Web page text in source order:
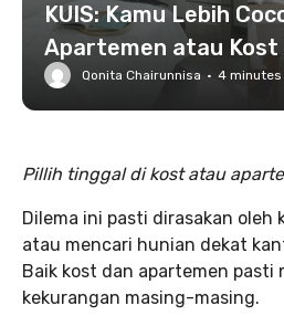
KUIS: Kamu Lebih
Apartemen atau Kost
Qonita Chairunnisa · 4 minutes
Pillih tinggal di kost atau
Dilema ini pasti dirasakan oleh
atau mencari hunian dekat
Baik kost dan apartemen pasti
kekurangan masing-masing.